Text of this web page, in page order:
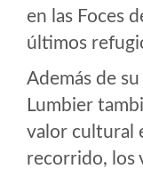
en las Foces
últimos
Además de
Lumbier
valor cultural
recorrido, los